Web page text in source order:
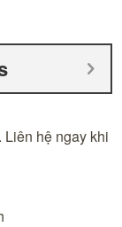
Liên hệ ngay khi